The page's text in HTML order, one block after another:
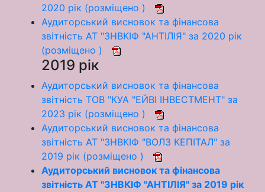
2020 рік (розміщено )
Аудиторський висновок та фінансова
звітність АТ "ЗНВКІФ "АНТІЛІЯ" за 2020 рік
(розміщено )
2019 рік
Аудиторський висновок та фінансова
звітність ТОВ "КУА "ЕЙВІ ІНВЕСТМЕНТ" за
2023 рік (розміщено )
Аудиторський висновок та фінансова
звітність АТ "ЗНВКІФ "ВОЛЗ КЕПІТАЛ" за
2019 рік (розміщено )
Аудиторський висновок та фінансова
звітність АТ "ЗНВКІФ "АНТІЛІЯ" за 2019 рік